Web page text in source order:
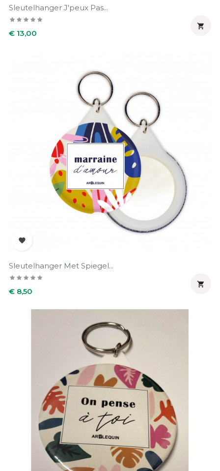
Sleutelhanger J'peux Pas...
Prijs
€ 13,00


Sleutelhanger Met Spiegel...
Prijs
€ 8,50
